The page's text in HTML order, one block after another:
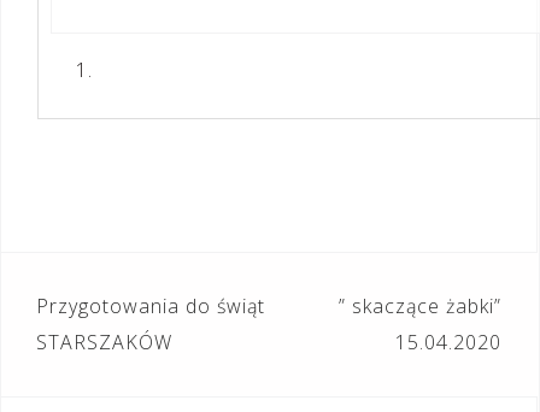
Nawigacja
wpisu
Przygotowania do świąt
STARSZAKÓW
” skaczące żabki”
15.04.2020